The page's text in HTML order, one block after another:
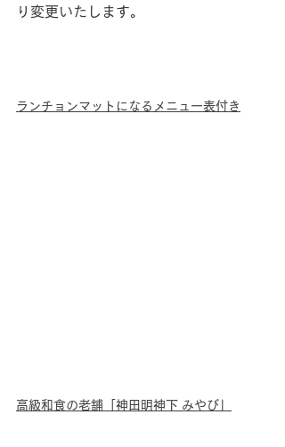
り変更いたします。
ランチョンマットになるメニュー表付き
高級和食の老舗「神田明神下 みやび」